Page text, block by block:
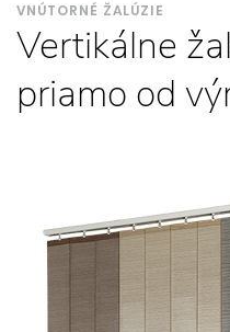
VNÚTORNÉ ŽALÚZIE
Vertikálne
priamo od